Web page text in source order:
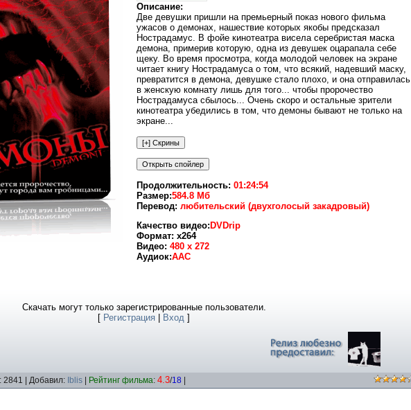
Описание:
Две девушки пришли на премьерный показ нового фильма
ужасов о демонах, нашествие которых якобы предсказал
Нострадамус. В фойе кинотеатра висела серебристая маска
демона, примерив которую, одна из девушек оцарапала себе
щеку. Во время просмотра, когда молодой человек на экране
читает книгу Нострадамуса о том, что всякий, надевший маску,
превратится в демона, девушке стало плохо, и она отправилась
в женскую комнату лишь для того... чтобы пророчество
Нострадамуса сбылось... Очень скоро и остальные зрители
кинотеатра убедились в том, что демоны бывают не только на
экране...
Продолжительность: 01:24:54
Размер:584.8 Мб
Перевод: любительский (двухголосый закадровый)
Качество видео: DVDrip
Формат: x264
Видео: 480 x 272
Аудиок:ААС
Скачать могут только зарегистрированные пользователи.
[ Регистрация Вход ]
2841 | Добавил: Iblis Рейтинг фильма: 4.3/18